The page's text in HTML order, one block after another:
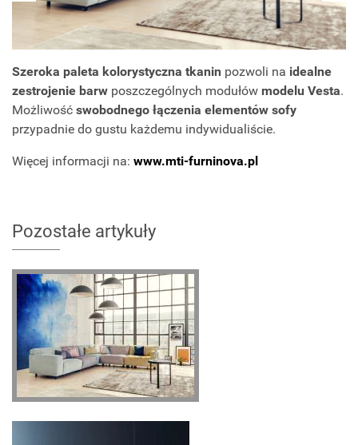
Szeroka paleta kolorystyczna tkanin pozwoli na idealne
zestrojenie barw poszczególnych modułów modelu Vesta.
Możliwość swobodnego łączenia elementów sofy
przypadnie do gustu każdemu indywidualiście.
Więcej informacji na: www.mti-furninova.pl
Pozostałe artykuły